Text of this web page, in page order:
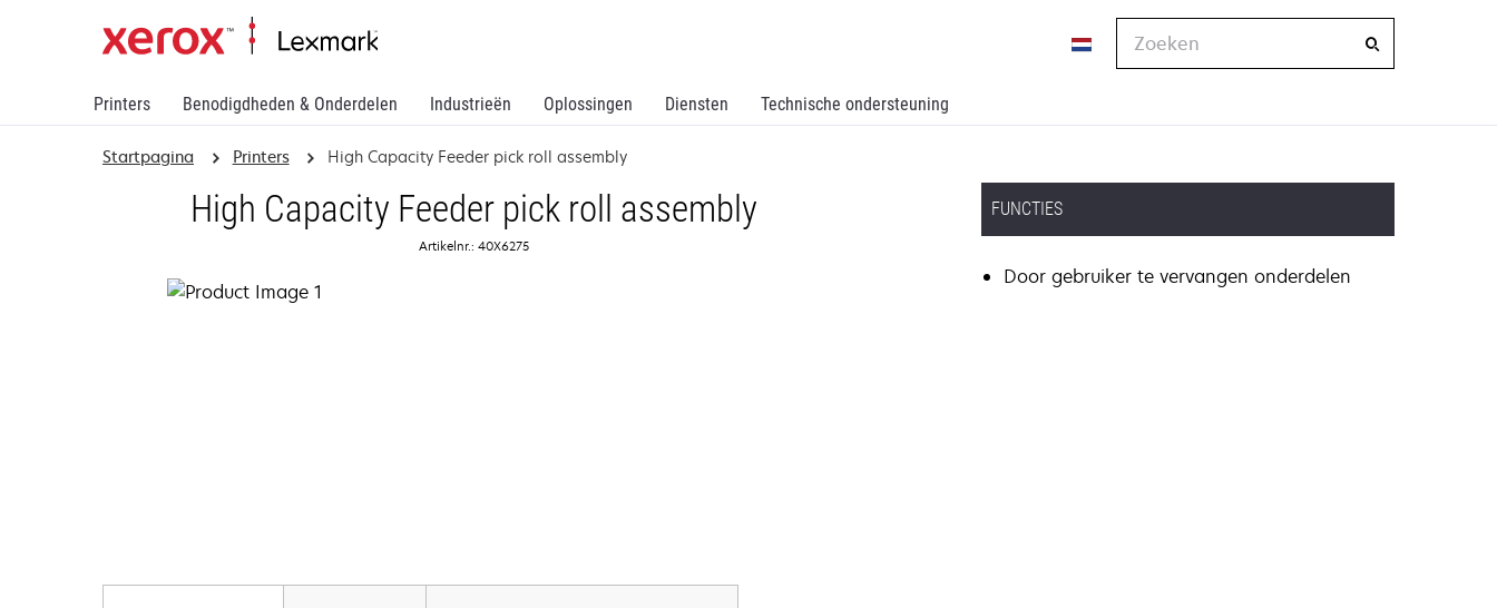
Printers Benodigdheden & Onderdelen Industrieën Oplossingen Diensten Technische ondersteuning
Zoeken
Startpagina Printers High Capacity Feeder pick roll assembly
High Capacity Feeder pick roll assembly
Artikelnr.: 40X6275
FUNCTIES
Door gebruiker te vervangen onderdelen